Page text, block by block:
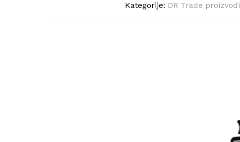
Kategorije: DR Trade proizvodi